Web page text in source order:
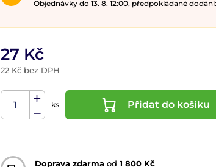
Objednávky do 13. 8. 12:00, předpokládané dodání:
27 Kč
22 Kč bez DPH
ks Přidat do košíku
Doprava zdarma od 1 800 Kč